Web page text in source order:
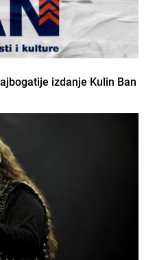
izdanje Kulin Ban